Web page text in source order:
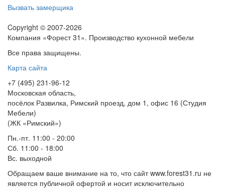
Вызвать замерщика
Copyright © 2007-2026
Компания «Форест 31». Производство кухонной мебели
Все права защищены.
Карта сайта
+7 (495) 231-96-12
Московская область,
посёлок Развилка, Римский проезд, дом 1, офис 16 (Студия
Мебели)
(ЖК «Римский»)
Пн.-пт. 11:00 - 20:00
Сб. 11:00 - 18:00
Вс. выходной
Обращаем ваше внимание на то, что сайт www.forest31.ru не
является публичной офертой и носит исключительно